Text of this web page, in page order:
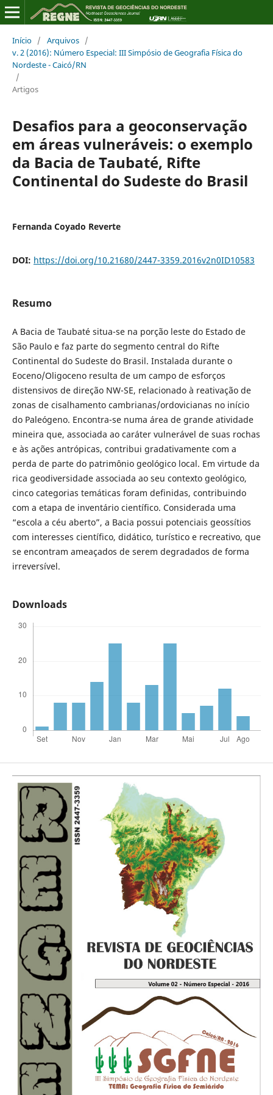
Início / Arquivos /
v. 2 (2016): Número Especial: III Simpósio de Geografia Física do
Nordeste - Caicó/RN
/
Artigos
Desafios para a geoconservação
em áreas vulneráveis: o exemplo
da Bacia de Taubaté, Rifte
Continental do Sudeste do Brasil
Fernanda Coyado Reverte
DOI: https://doi.org/10.21680/2447-3359.2016v2n0ID10583
Resumo
A Bacia de Taubaté situa-se na porção leste do Estado de
São Paulo e faz parte do segmento central do Rifte
Continental do Sudeste do Brasil. Instalada durante o
Eoceno/Oligoceno resulta de um campo de esforços
distensivos de direção NW-SE, relacionado à reativação de
zonas de cisalhamento cambrianas/ordovicianas no início
do Paleógeno. Encontra-se numa área de grande atividade
mineira que, associada ao caráter vulnerável de suas rochas
e às ações antrópicas, contribui gradativamente com a
perda de parte do patrimônio geológico local. Em virtude da
rica geodiversidade associada ao seu contexto geológico,
cinco categorias temáticas foram definidas, contribuindo
com a etapa de inventário científico. Considerada uma
“escola a céu aberto”, a Bacia possui potenciais geossítios
com interesses científico, didático, turístico e recreativo, que
se encontram ameaçados de serem degradados de forma
irreversível.
Downloads